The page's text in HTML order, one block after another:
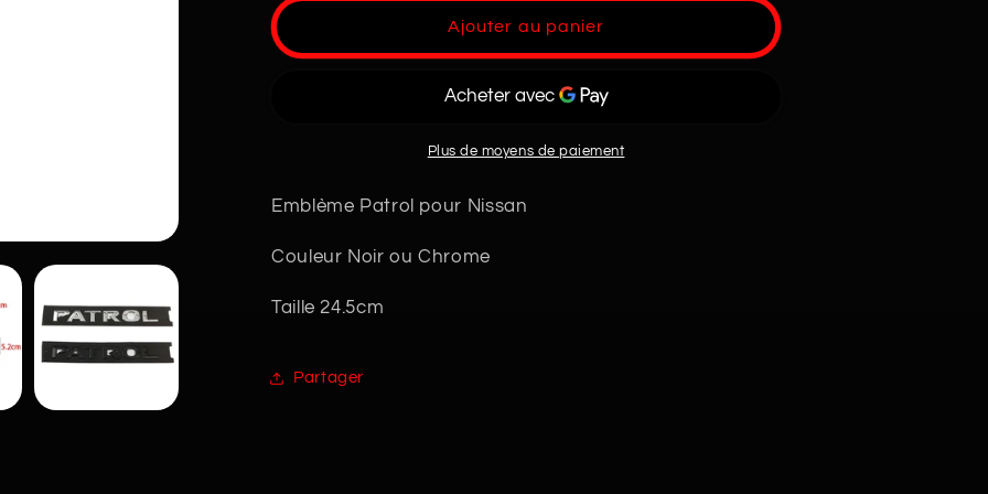
Logo
Ajouter au panier
Plus de moyens de paiement
Emblème Patrol pour Nissan
Couleur Noir ou Chrome
Taille 24.5cm
Partager